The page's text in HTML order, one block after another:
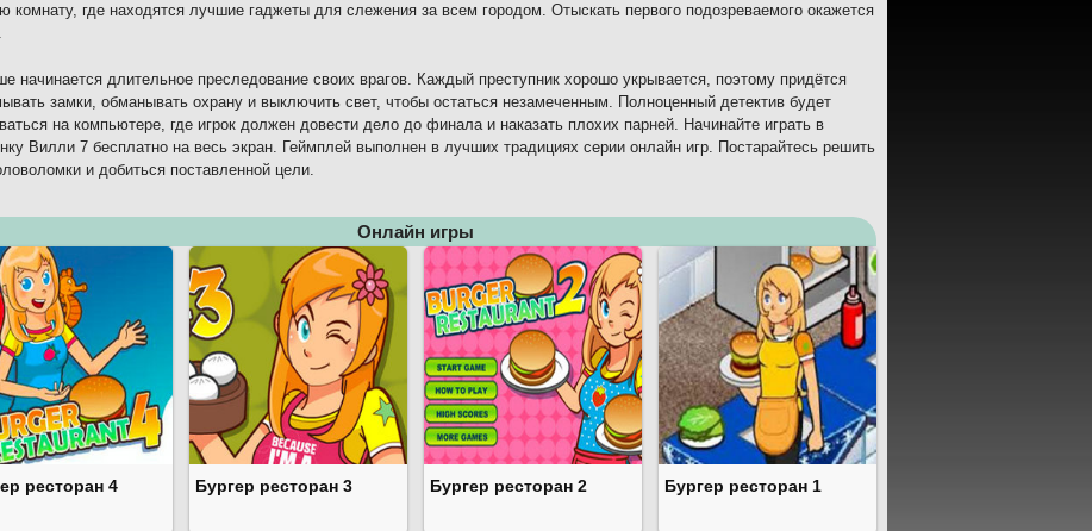
комнату, где находятся лучшие гаджеты для слежения за всем городом. Отыскать первого подозреваемого окажется
начинается длительное преследование своих врагов. Каждый преступник хорошо укрывается, поэтому придётся
замки, обманывать охрану и выключить свет, чтобы остаться незамеченным. Полноценный детектив будет
на компьютере, где игрок должен довести дело до финала и наказать плохих парней. Начинайте играть в
Вилли 7 бесплатно на весь экран. Геймплей выполнен в лучших традициях серии онлайн игр. Постарайтесь решить
и добиться поставленной цели.
Онлайн игры
ресторан 4 Бургер ресторан 3 Бургер ресторан 2 Бургер ресторан 1